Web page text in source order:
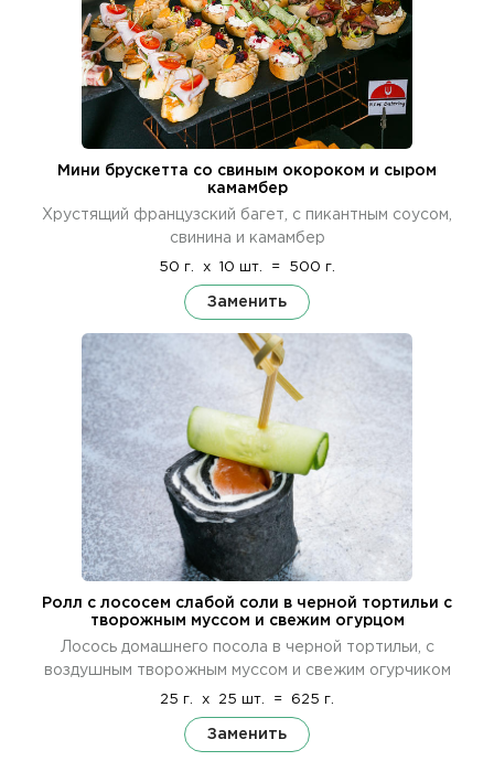
Мини брускетта со свиным окороком и сыром
камамбер
Хрустящий французский багет, с пикантным соусом,
свинина и камамбер
50 г. x 10 шт. = 500 г.
Заменить
Ролл с лососем слабой соли в черной тортильи с
творожным муссом и свежим огурцом
Лосось домашнего посола в черной тортильи, с
воздушным творожным муссом и свежим огурчиком
25 г. x 25 шт. = 625 г.
Заменить